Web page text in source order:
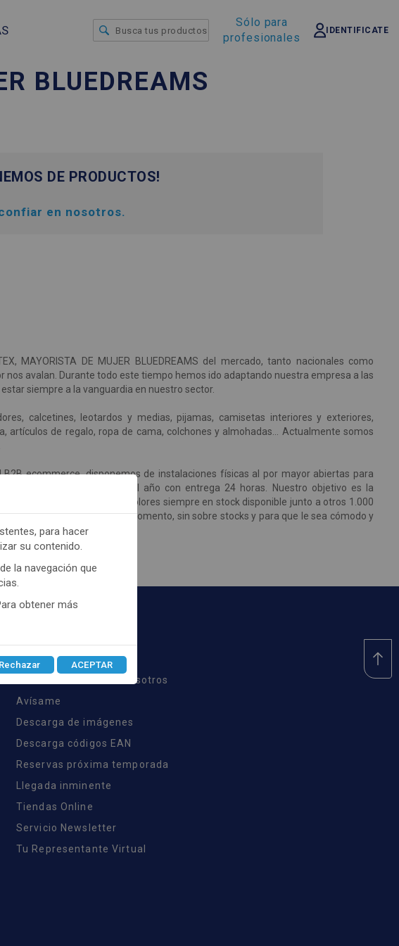
Sólo para
profesionales
IDENTIFICATE
BLUEDREAMS
DE PRODUCTOS!
en nosotros.
MAYORISTA DE MUJER BLUEDREAMS del mercado, tanto nacionales como
avalan. Durante todo este tiempo hemos ido adaptando nuestra empresa a las
siempre a la vanguardia en nuestro sector.
calcetines, leotardos y medias, pijamas, camisetas interiores y exteriores,
de regalo, ropa de cama, colchones y almohadas... Actualmente somos
ecommerce, disponemos de instalaciones físicas al por mayor abiertas para
y eficaces los 365 días del año con entrega 24 horas. Nuestro objetivo es la
artículos con sus tallas y colores siempre en stock disponible junto a otros 1.000
lo que necesita en cada momento, sin sobre stocks y para que le sea cómodo y
SERVICIOS
Monta tu tienda con nosotros
Avísame
Descarga de imágenes
Descarga códigos EAN
Reservas próxima temporada
Llegada inminente
Tiendas Online
Servicio Newsletter
Tu Representante Virtual
para hacer
su contenido.
la navegación que
obtener más
Rechazar ACEPTAR